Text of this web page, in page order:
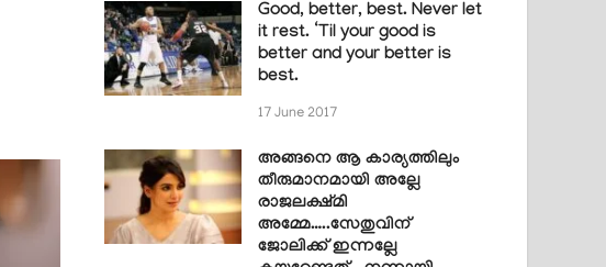
Good, better, best. Never let
it rest. ‘Til your good is
better and your better is
best.
17 June 2017
അങ്ങനെ ആ കാര്യത്തിലും
തീരുമാനമായി അല്ലേ
രാജലക്ഷ്മി
അമ്മേ…..സേതുവിന്
ജോലിക്ക് ഇന്നല്ലേ